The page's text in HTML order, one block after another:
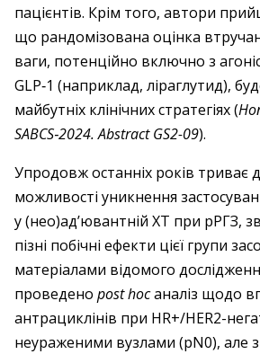
пацієнтів. Крім того, автори
що рандомізована оцінка
ваги, потенційно включно з
GLP‑1 (наприклад, ліраглутид),
майбутніх клінічних стратегіях (
SABCS‑2024. Abstract GS2-09).
Упродовж останніх років триває
можливості уникнення
у (нео)ад’ювантній ХТ при рРГЗ,
пізні побічні ефекти цієї групи
матеріалами відомого
проведено post hocаналіз щодо
антрациклінів при HR+/HER2-
неураженими вузлами (pN0), але